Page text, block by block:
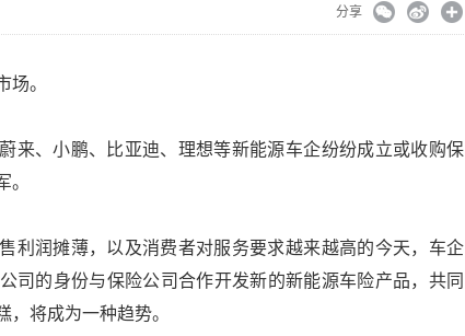
分享
场。
来、小鹏、比亚迪、理想等新能源车企纷纷成立或收购保
。
利润摊薄，以及消费者对服务要求越来越高的今天，车企
司的身份与保险公司合作开发新的新能源车险产品，共同
将成为一种趋势。